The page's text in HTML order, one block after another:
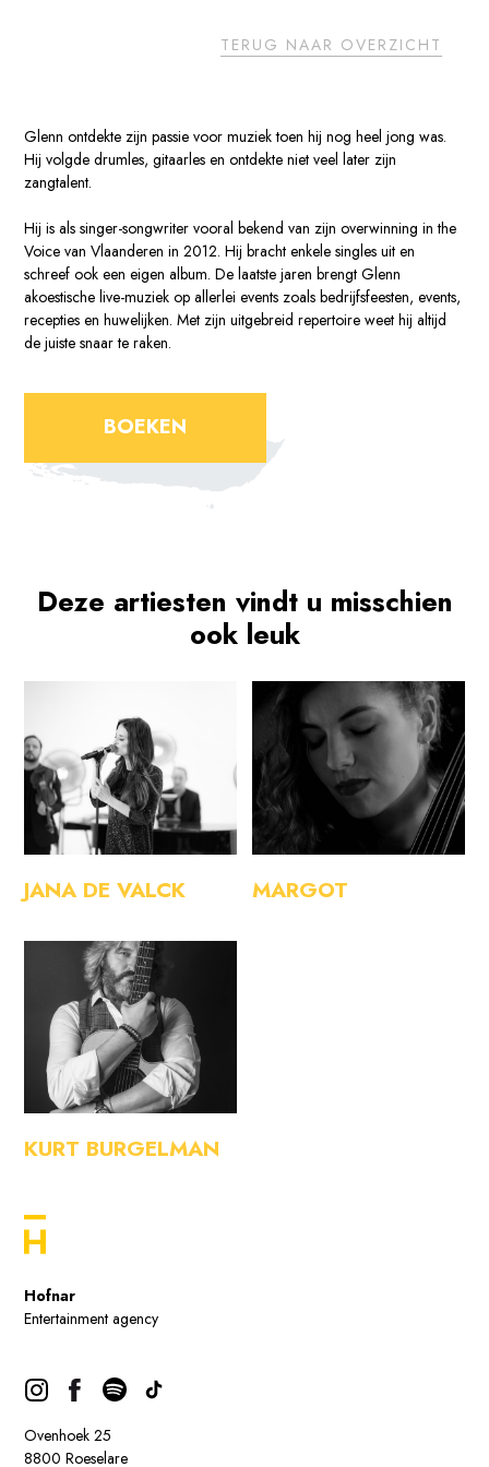
TERUG NAAR OVERZICHT
Glenn ontdekte zijn passie voor muziek toen hij nog heel jong was.
Hij volgde drumles, gitaarles en ontdekte niet veel later zijn
zangtalent.
Hij is als singer-songwriter vooral bekend van zijn overwinning in the
Voice van Vlaanderen in 2012. Hij bracht enkele singles uit en
schreef ook een eigen album. De laatste jaren brengt Glenn
akoestische live-muziek op allerlei events zoals bedrijfsfeesten, events,
recepties en huwelijken. Met zijn uitgebreid repertoire weet hij altijd
de juiste snaar te raken.
BOEKEN
Deze artiesten vindt u misschien
ook leuk
JANA DE VALCK MARGOT
KURT BURGELMAN
Hofnar
Entertainment agency
Ovenhoek 25
8800 Roeselare